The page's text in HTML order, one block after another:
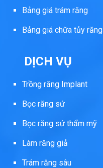
Bảng giá trám răng
Bảng giá chữa tủy răng
DỊCH VỤ
Trồng răng Implant
Bọc răng sứ
Bọc răng sứ thẩm mỹ
Làm răng giả
Trám răng sâu